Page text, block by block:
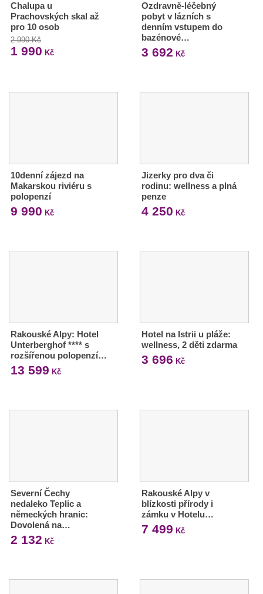
Chalupa u
Prachovských skal až
pro 10 osob
2 990 Kč
1 990 Kč
Ozdravně-léčebný
pobyt v lázních s
denním vstupem do
bazénové…
3 692 Kč
10denní zájezd na
Makarskou riviéru s
polopenzí
9 990 Kč
Jizerky pro dva či
rodinu: wellness a plná
penze
4 250 Kč
Rakouské Alpy: Hotel
Unterberghof **** s
rozšířenou polopenzí…
13 599 Kč
Hotel na Istrii u pláže:
wellness, 2 děti zdarma
3 696 Kč
Severní Čechy
nedaleko Teplic a
německých hranic:
Dovolená na…
2 132 Kč
Rakouské Alpy v
blízkosti přírody i
zámku v Hotelu…
7 499 Kč